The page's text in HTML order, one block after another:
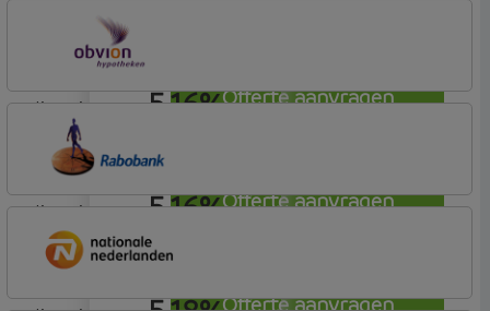
Offerte aanvragen
5,16%
Offerte aanvragen
Profijt twaalf
lineair
5,16%
Offerte aanvragen
OBVION Hypotheken
Woon Hypotheek
lineair
Plusvoorwaarden (Incl. Korting)